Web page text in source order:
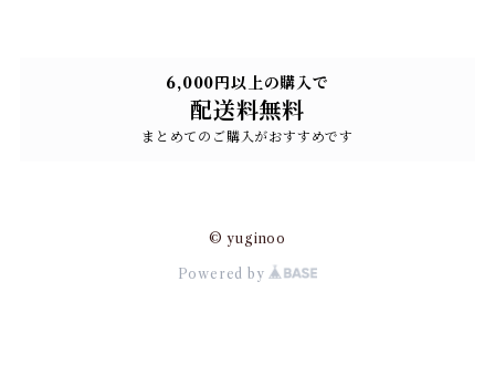
6,000円以上の購入で
配送料無料
まとめてのご購入がおすすめです
© yuginoo
Powered by